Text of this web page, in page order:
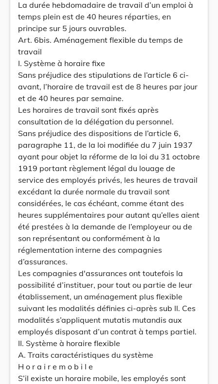
La durée hebdomadaire de travail d’un emploi à
temps plein est de 40 heures réparties, en
principe sur 5 jours ouvrables.
Art. 6bis. Aménagement flexible du temps de
travail
I. Système à horaire fixe
Sans préjudice des stipulations de l’article 6 ci-
avant, l’horaire de travail est de 8 heures par jour
et de 40 heures par semaine.
Les horaires de travail sont fixés après
consultation de la délégation du personnel.
Sans préjudice des dispositions de l’article 6,
paragraphe 11, de la loi modifiée du 7 juin 1937
ayant pour objet la réforme de la loi du 31 octobre
1919 portant règlement légal du louage de
service des employés privés, les heures de travail
excédant la durée normale du travail sont
considérées, le cas échéant, comme étant des
heures supplémentaires pour autant qu’elles aient
été prestées à la demande de l’employeur ou de
son représentant ou conformément à la
réglementation interne des compagnies
d’assurances.
Les compagnies d'assurances ont toutefois la
possibilité d’instituer, pour tout ou partie de leur
établissement, un aménagement plus flexible
suivant les modalités définies ci-après sub II. Ces
modalités s’appliquent mutatis mutandis aux
employés disposant d’un contrat à temps partiel.
II. Système à horaire flexible
A. Traits caractéristiques du système
H o r a i r e m o b i l e
S’il existe un horaire mobile, les employés sont